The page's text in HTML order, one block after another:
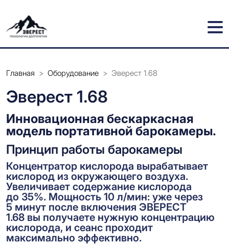
Главная > Оборудование > Эверест 1.68
Эверест 1.68
Инновационная бескаркасная
модель портативной барокамеры.
Принцип работы барокамеры
Концентратор кислорода вырабатывает
кислород из окружающего воздуха.
Увеличивает содержание кислорода
до 35%. Мощность 10 л/мин: уже через
5 минут после включения ЭВЕРЕСТ
1.68 вы получаете нужную концентрацию
кислорода, и сеанс проходит
максимально эффективно.